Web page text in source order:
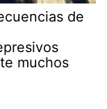
de
muchos